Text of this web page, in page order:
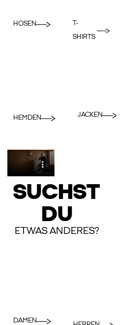
HOSEN
T-
SHIRTS
HEMDEN JACKEN
SUCHST
DU
ETWAS ANDERES?
DAMEN